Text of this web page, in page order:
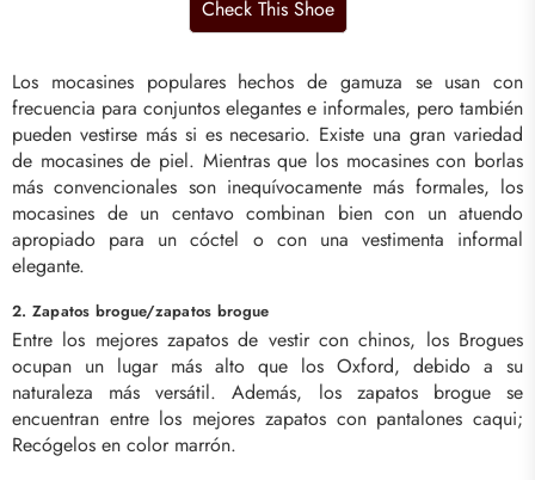
Los mocasines populares hechos de gamuza se usan con
frecuencia para conjuntos elegantes e informales, pero también
pueden vestirse más si es necesario. Existe una gran variedad
de mocasines de piel. Mientras que los mocasines con borlas
más convencionales son inequívocamente más formales, los
mocasines de un centavo combinan bien con un atuendo
apropiado para un cóctel o con una vestimenta informal
elegante.
2. Zapatos brogue/zapatos brogue
Entre los mejores zapatos de vestir con chinos, los Brogues
ocupan un lugar más alto que los Oxford, debido a su
naturaleza más versátil. Además, los zapatos brogue se
encuentran entre los mejores zapatos con pantalones caqui;
Recógelos en color marrón.